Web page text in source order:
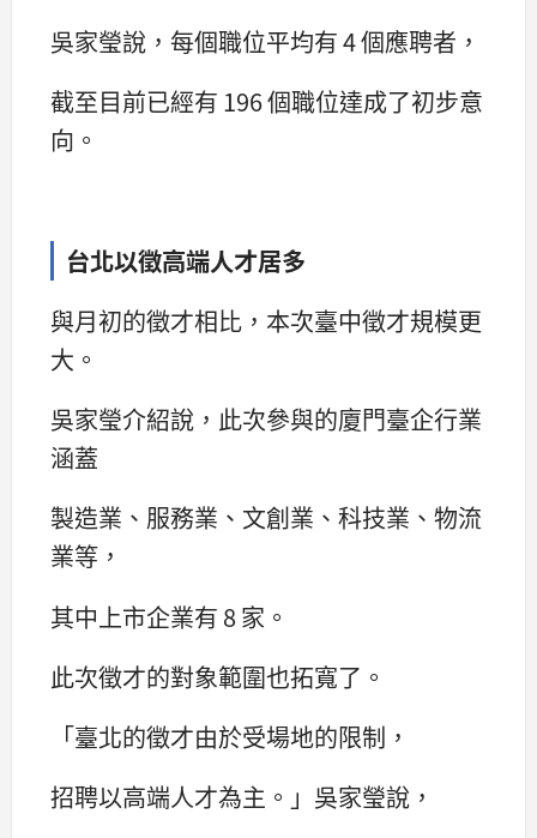
吳家瑩說，每個職位平均有 4 個應聘者，
截至目前已經有 196 個職位達成了初步意
向。
台北以徵高端人才居多
與月初的徵才相比，本次臺中徵才規模更
大。
吳家瑩介紹說，此次參與的廈門臺企行業
涵蓋
製造業、服務業、文創業、科技業、物流
業等，
其中上市企業有 8 家。
此次徵才的對象範圍也拓寬了。
「臺北的徵才由於受場地的限制，
招聘以高端人才為主。」吳家瑩說，